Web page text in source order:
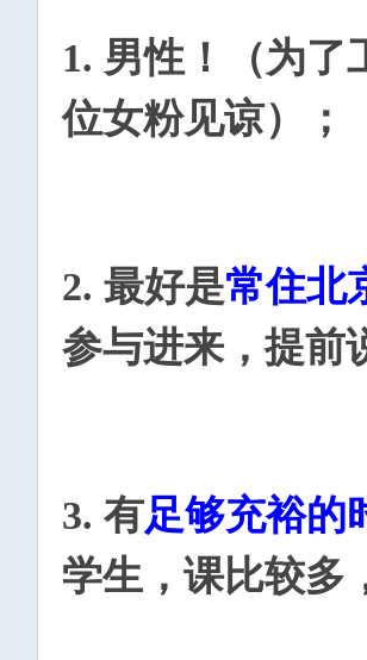
1. 男性！（为了
位女粉见谅）；
2. 最好是常住北
参与进来，提前
3. 有足够充裕的
学生，课比较多